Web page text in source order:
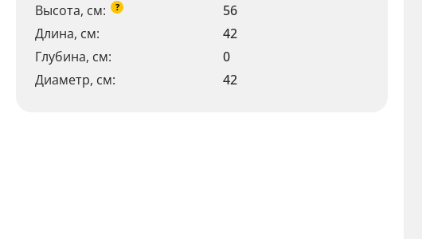
Высота, см: ?
56
Длина, см:
42
Глубина, см:
0
Диаметр, см:
42